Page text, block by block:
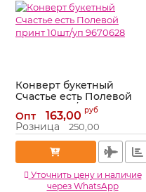
Конверт букетный
Счастье есть Полевой
принт 10шт/уп 9670628
Артикул: 9670628
Опт 163,00 руб
Розница 250,00
Уточнить цену и наличие
через WhatsApp